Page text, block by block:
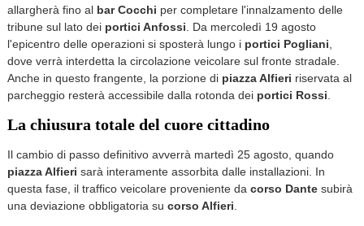
allargherà fino al bar Cocchi per completare l'innalzamento delle
tribune sul lato dei portici Anfossi . Da mercoledì 19 agosto
l'epicentro delle operazioni si sposterà lungo i portici Pogliani
dove verrà interdetta la circolazione veicolare sul fronte stradale.
Anche in questo frangente, la porzione di piazza Alfieri riservata al
parcheggio resterà accessibile dalla rotonda dei portici Rossi
La chiusura totale del cuore cittadino
Il cambio di passo definitivo avverrà martedì 25 agosto, quando
piazza Alfieri sarà interamente assorbita dalle installazioni. In
questa fase, il traffico veicolare proveniente da corso Dantesubirà
una deviazione obbligatoria su corso Alfieri